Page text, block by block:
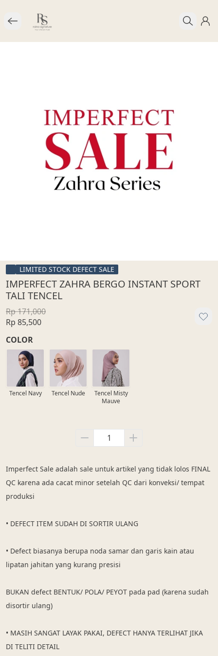
LIMITED STOCK DEFECT SALE
IMPERFECT ZAHRA BERGO INSTANT SPORT
TALI TENCEL
Rp 171,000
Rp 85,500
COLOR
Tencel Navy Tencel Nude
Tencel Misty
Mauve
Imperfect Sale adalah sale untuk artikel yang tidak lolos FINAL
QC karena ada cacat minor setelah QC dari konveksi/ tempat
produksi
• DEFECT ITEM SUDAH DI SORTIR ULANG
• Defect biasanya berupa noda samar dan garis kain atau
lipatan jahitan yang kurang presisi
BUKAN defect BENTUK/ POLA/ PEYOT pada pad (karena sudah
disortir ulang)
• MASIH SANGAT LAYAK PAKAI, DEFECT HANYA TERLIHAT JIKA
DI TELITI DETAIL